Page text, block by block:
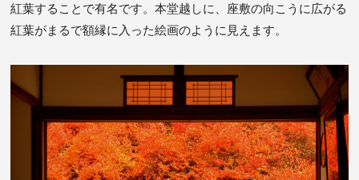
紅葉することで有名です。本堂越しに、座敷の向こうに広がる
紅葉がまるで額縁に入った絵画のように見えます。